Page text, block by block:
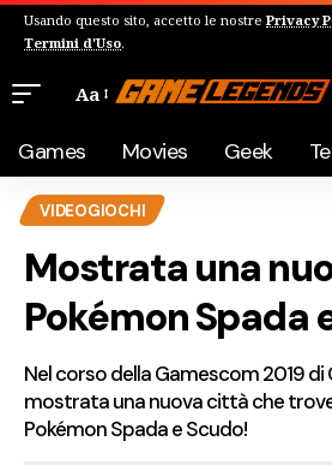
Usando questo sito, accetto le nostre Privacy
Termini d'Uso.
Aa
Games Movies Geek
VIDEOGIOCHI
Mostrata una
Pokémon Spada
Nel corso della Gamescom 2019
mostrata una nuova città che
Pokémon Spada e Scudo!